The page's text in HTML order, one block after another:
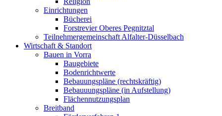
Einrichtungen
Bücherei
Forstrevier Oberes Pegnitztal
Teilnehmergemeinschaft Alfalter-Düsselbach
Wirtschaft & Standort
Bauen in Vorra
Baugebiete
Bodenrichtwerte
Bebauungspläne (rechtskräftig)
Bebauuungspläne (in Aufstellung)
Flächennutzungsplan
Breitband